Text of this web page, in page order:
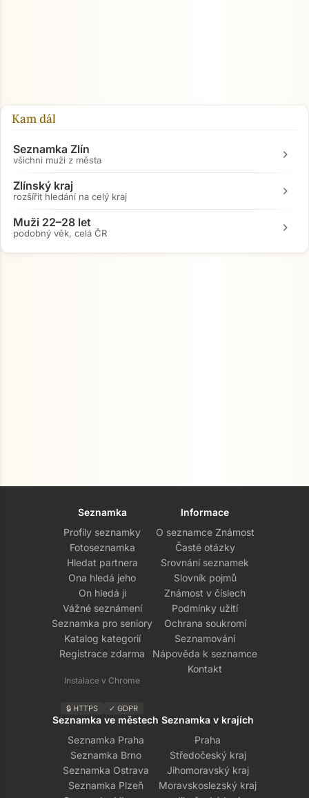
Kam dál
Seznamka Zlín
všichni muži z města chevron_right
Zlínský kraj
rozšířit hledání na celý kraj chevron_right
Muži 22–28 let
podobný věk, celá ČR chevron_right
Seznamka
Profily seznamky
Fotoseznamka
Hledat partnera
Ona hledá jeho
On hledá ji
Vážné seznámení
Seznamka pro seniory
Katalog kategorií
Registrace zdarma
Instalace v Chrome
🔒 HTTPS ✓ GDPR
Informace
O seznamce Známost
Časté otázky
Srovnání seznamek
Slovník pojmů
Známost v číslech
Podmínky užití
Ochrana soukromí
Seznamování
Nápověda k seznamce
Kontakt
Seznamka ve městech
Seznamka Praha
Seznamka Brno
Seznamka Ostrava
Seznamka Plzeň
Seznamka v krajích
Praha
Středočeský kraj
Jihomoravský kraj
Moravskoslezský kraj